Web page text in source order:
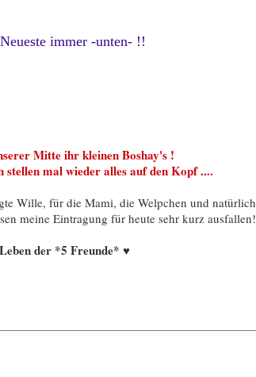
immer -unten- !!
Mitte ihr kleinen Boshay's !
stellen mal wieder alles auf den Kopf ....
Wille, für die Mami, die Welpchen und natürlich
meine Eintragung für heute sehr kurz ausfallen!
der *5 Freunde* ♥